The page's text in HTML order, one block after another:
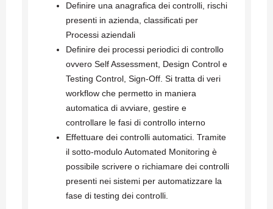
Definire una anagrafica dei controlli, rischi
presenti in azienda, classificati per
Processi aziendali
Definire dei processi periodici di controllo
ovvero Self Assessment, Design Control e
Testing Control, Sign-Off. Si tratta di veri
workflow che permetto in maniera
automatica di avviare, gestire e
controllare le fasi di controllo interno
Effettuare dei controlli automatici. Tramite
il sotto-modulo Automated Monitoring è
possibile scrivere o richiamare dei controlli
presenti nei sistemi per automatizzare la
fase di testing dei controlli.